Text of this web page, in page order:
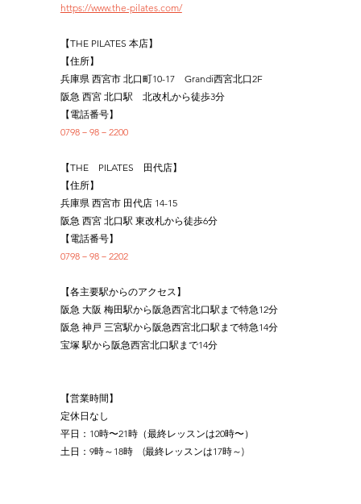
https://www.the-pilates.com/
【THE PILATES 本店】
【住所】
兵庫県 西宮市 北口町10-17　Grandi西宮北口2F
阪急 西宮 北口駅　北改札から徒歩3分
【電話番号】
0798－98－2200
【THE　PILATES　田代店】
【住所】
兵庫県 西宮市 田代店 14-15
阪急 西宮 北口駅 東改札から徒歩6分
【電話番号】
0798－98－2202
【各主要駅からのアクセス】
阪急 大阪 梅田駅から阪急西宮北口駅まで特急12分
阪急 神戸 三宮駅から阪急西宮北口駅まで特急14分
宝塚 駅から阪急西宮北口駅まで14分
【営業時間】
定休日なし
平日：10時〜21時（最終レッスンは20時〜）
土日：9時～18時　(最終レッスンは17時～)